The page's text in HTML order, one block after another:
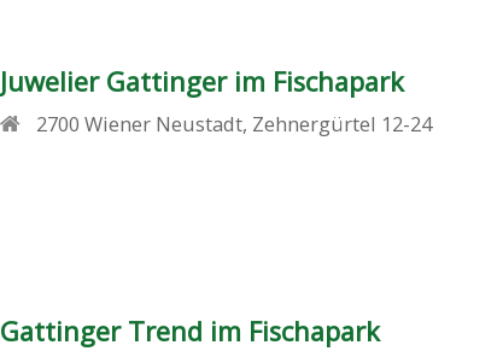
Juwelier Gattinger im Fischapark
2700 Wiener Neustadt, Zehnergürtel 12-24
Gattinger Trend im Fischapark